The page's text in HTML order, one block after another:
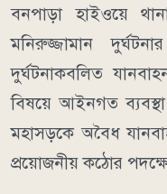
বনপাড়া হাইওয়ে
মনিরুজ্জামান
দুর্ঘটনাকবলিত
বিষয়ে আইনগত
মহাসড়কে অবৈধ
প্রয়োজনীয় কঠোর